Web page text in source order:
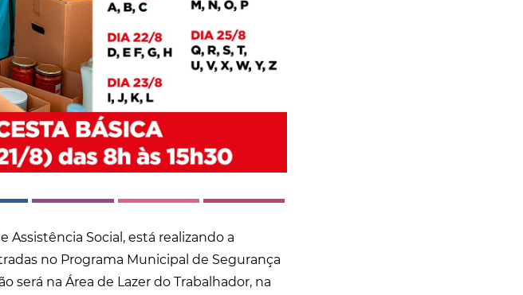
Assistência Social, está realizando a
no Programa Municipal de Segurança
será na Área de Lazer do Trabalhador, na